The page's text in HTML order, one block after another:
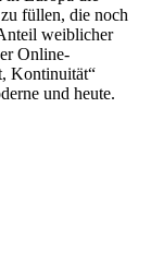
füllen, die noch
weiblicher
Online-
Kontinuität“
und heute.